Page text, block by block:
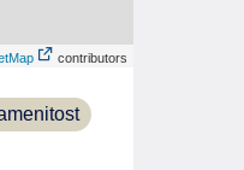
contributors